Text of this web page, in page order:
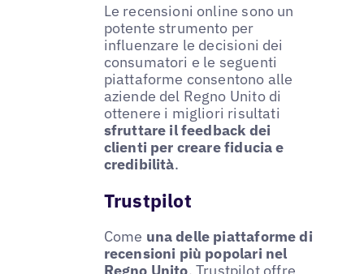
Le recensioni online sono un
potente strumento per
influenzare le decisioni dei
consumatori e le seguenti
piattaforme consentono alle
aziende del Regno Unito di
ottenere i migliori risultati
sfruttare il feedback dei
clienti per creare fiducia e
credibilità.
Trustpilot
Come una delle piattaforme di
recensioni più popolari nel
Regno Unito, Trustpilotoffre